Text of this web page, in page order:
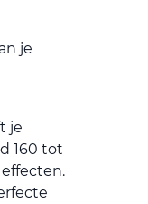
je
je
160 tot